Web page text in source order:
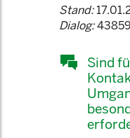
Stand:
Dialog:43859
Sind